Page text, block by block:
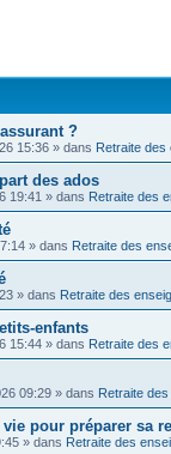
?
15:36 » dans Retraite des
des ados
19:41 » dans Retraite des
» dans Retraite des
» dans Retraite des
enfants
15:44 » dans Retraite des
09:29 » dans Retraite
pour préparer sa
» dans Retraite des